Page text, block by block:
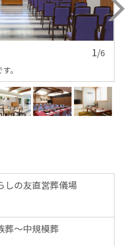
。
1/6
しの友直営葬儀場
葬〜中規模葬